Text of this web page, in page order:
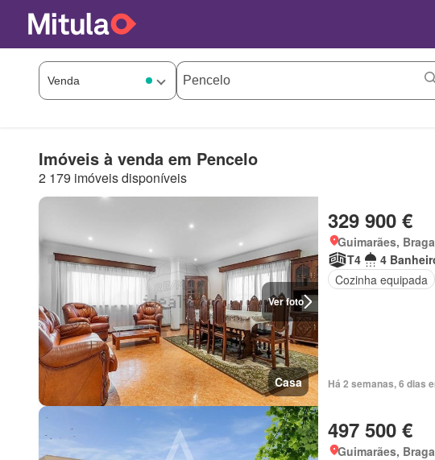
Imóveis à venda em Pencelo
2 179 imóveis disponíveis
Ver foto
Casa
329 900 €
Guimarães, Braga
T4
4
Cozinha equipada
Há 2 semanas, 6 dias
497 500 €
Guimarães, Braga